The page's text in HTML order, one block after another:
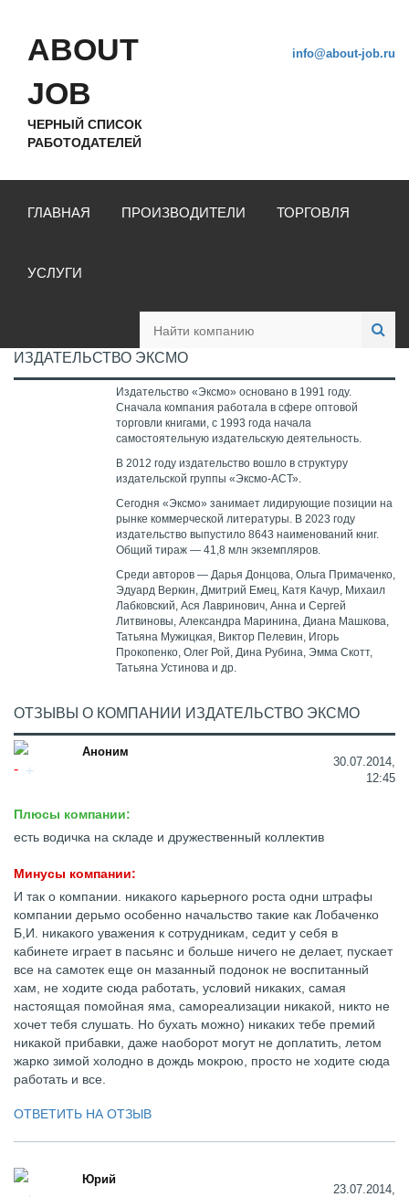
ABOUT
JOB
ЧЕРНЫЙ СПИСОК
РАБОТОДАТЕЛЕЙ
info@about-job.ru
ГЛАВНАЯ ПРОИЗВОДИТЕЛИ ТОРГОВЛЯ
УСЛУГИ
ИЗДАТЕЛЬСТВО ЭКСМО
Издательство «Эксмо» основано в 1991 году.
Сначала компания работала в сфере оптовой
торговли книгами, с 1993 года начала
самостоятельную издательскую деятельность.
В 2012 году издательство вошло в структуру
издательской группы «Эксмо-АСТ».
Сегодня «Эксмо» занимает лидирующие позиции на
рынке коммерческой литературы. В 2023 году
издательство выпустило 8643 наименований книг.
Общий тираж — 41,8 млн экземпляров.
Среди авторов — Дарья Донцова, Ольга Примаченко,
Эдуард Веркин, Дмитрий Емец, Катя Качур, Михаил
Лабковский, Ася Лавринович, Анна и Сергей
Литвиновы, Александра Маринина, Диана Машкова,
Татьяна Мужицкая, Виктор Пелевин, Игорь
Прокопенко, Олег Рой, Дина Рубина, Эмма Скотт,
Татьяна Устинова и др.
ОТЗЫВЫ О КОМПАНИИ ИЗДАТЕЛЬСТВО ЭКСМО
Аноним
30.07.2014,
12:45
Плюсы компании:
есть водичка на складе и дружественный коллектив
Минусы компании:
И так о компании. никакого карьерного роста одни штрафы
компании дерьмо особенно начальство такие как Лобаченко
Б,И. никакого уважения к сотрудникам, седит у себя в
кабинете играет в пасьянс и больше ничего не делает, пускает
все на самотек еще он мазанный подонок не воспитанный
хам, не ходите сюда работать, условий никаких, самая
настоящая помойная яма, самореализации никакой, никто не
хочет тебя слушать. Но бухать можно) никаких тебе премий
никакой прибавки, даже наоборот могут не доплатить, летом
жарко зимой холодно в дождь мокрою, просто не ходите сюда
работать и все.
ОТВЕТИТЬ НА ОТЗЫВ
Юрий
23.07.2014,